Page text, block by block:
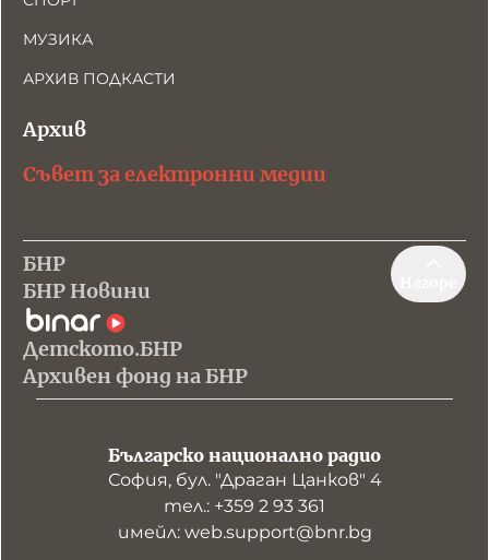
МУЗИКА
АРХИВ ПОДКАСТИ
Архив
Съвет за електронни медии
БНР
БНР Новини
Детското.БНР
Архивен фонд на БНР
Българско национално радио
София, бул. "Драган Цанков" 4
тел.: +359 2 93 361
имейл: web.support@bnr.bg